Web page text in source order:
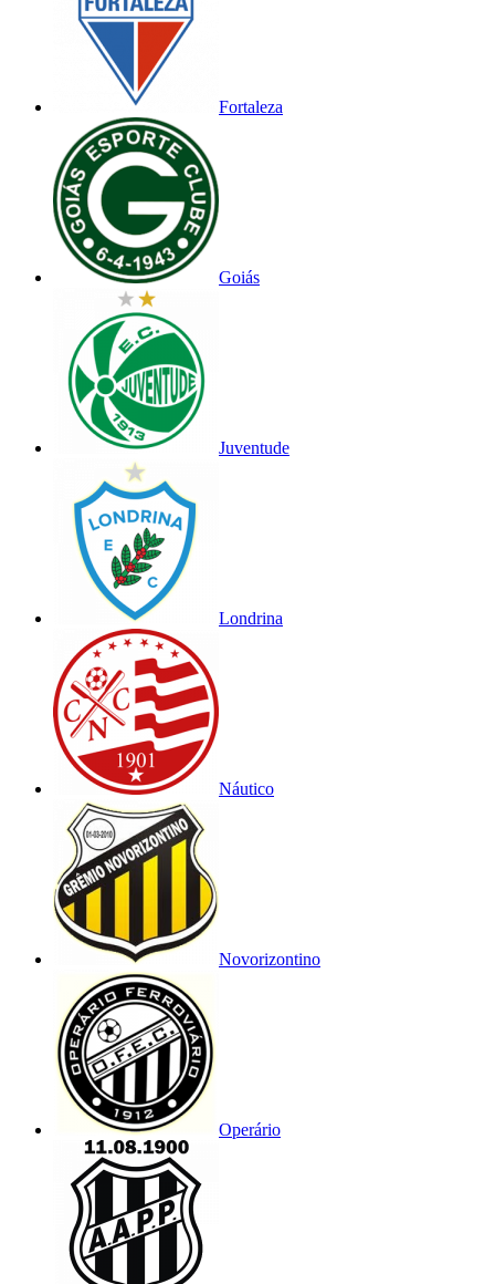
Fortaleza
Goiás
Juventude
Londrina
Náutico
Novorizontino
Operário